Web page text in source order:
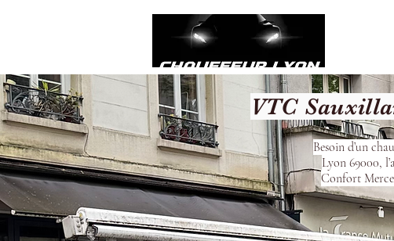
VTC
Besoin d’un
Lyon 69000,
Confort